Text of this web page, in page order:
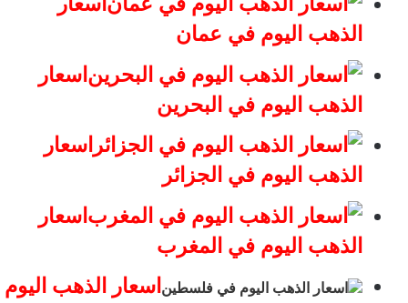
الذهب اليوم في عمان
اسعار
الذهب اليوم في البحرين
اسعار
الذهب اليوم في الجزائر
اسعار
الذهب اليوم في المغرب
اسعار الذهب اليوم